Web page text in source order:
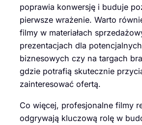
poprawia konwersję i buduje
pierwsze wrażenie. Warto
filmy w materiałach
prezentacjach dla
biznesowych czy na targach
gdzie potrafią skutecznie
zainteresować ofertą.
Co więcej, profesjonalne filmy
odgrywają kluczową rolę w